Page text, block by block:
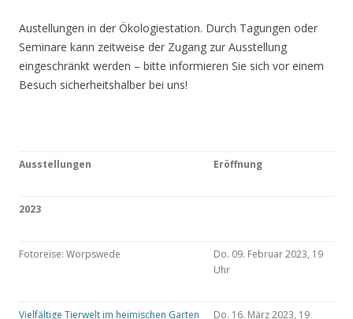
Austellungen in der Ökologiestation. Durch Tagungen oder
Seminare kann zeitweise der Zugang zur Ausstellung
eingeschränkt werden – bitte informieren Sie sich vor einem
Besuch sicherheitshalber bei uns!
Ausstellungen Eröffnung
2023
Fotoreise: Worpswede
Do. 09. Februar 2023, 19
Uhr
Vielfältige Tierwelt im heimischen Garten
Do. 16. März 2023, 19